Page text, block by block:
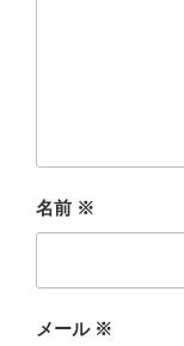
名前 ※
メール ※